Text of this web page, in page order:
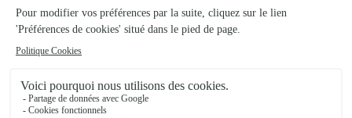
Bois de Rose
Fruges